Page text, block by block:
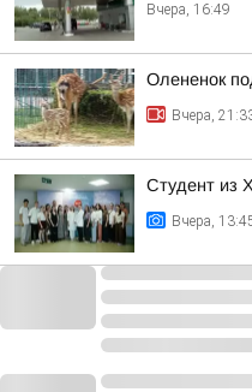
Вчера, 16:49
Олененок
Вчера,
Студент из
Вчера,